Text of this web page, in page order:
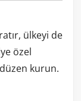
ülkeyi de
özel
kurun.